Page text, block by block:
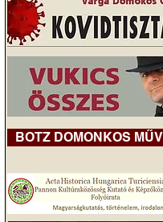
BOTZ DOMONKOS